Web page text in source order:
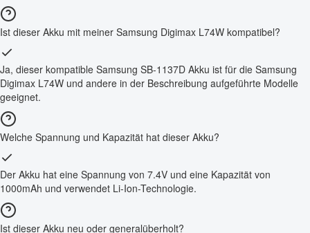
Ist dieser Akku mit meiner Samsung Digimax L74W kompatibel?
Ja, dieser kompatible Samsung SB-1137D Akku ist für die Samsung
Digimax L74W und andere in der Beschreibung aufgeführte Modelle
geeignet.
Welche Spannung und Kapazität hat dieser Akku?
Der Akku hat eine Spannung von 7.4V und eine Kapazität von
1000mAh und verwendet Li-Ion-Technologie.
Ist dieser Akku neu oder generalüberholt?